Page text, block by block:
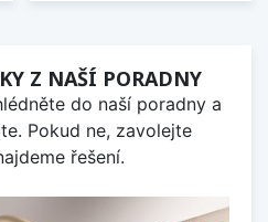
Z NAŠÍ PORADNY
do naší poradny a
Pokud ne, zavolejte
řešení.